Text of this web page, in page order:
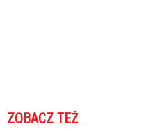
ZOBACZ TEŻ